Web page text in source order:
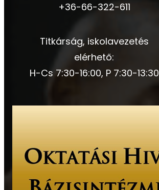
+36-66-322-611
Titkárság, iskolavezetés
elérhető:
H-Cs 7:30-16:00, P 7:30-13:30